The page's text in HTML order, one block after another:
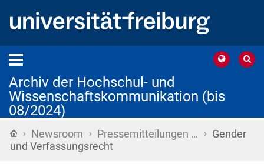
Archiv der Hochschul- und
Wissenschaftskommunikation (bis
08/2024)
Startseite
› Newsroom › Pressemitteilungen … › Gender
und Verfassungsrecht